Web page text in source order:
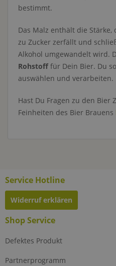
bestimmt.
Das Malz enthält die
zu Zucker zerfällt und
Alkohol umgewandelt wird.
Rohstoff für Dein Bier. Du
auswählen und verarbeiten.
Hast Du Fragen zu den Bier
Feinheiten des Bier Brauens
Service Hotline
Widerruf erklären
Shop Service
Defektes Produkt
Partnerprogramm